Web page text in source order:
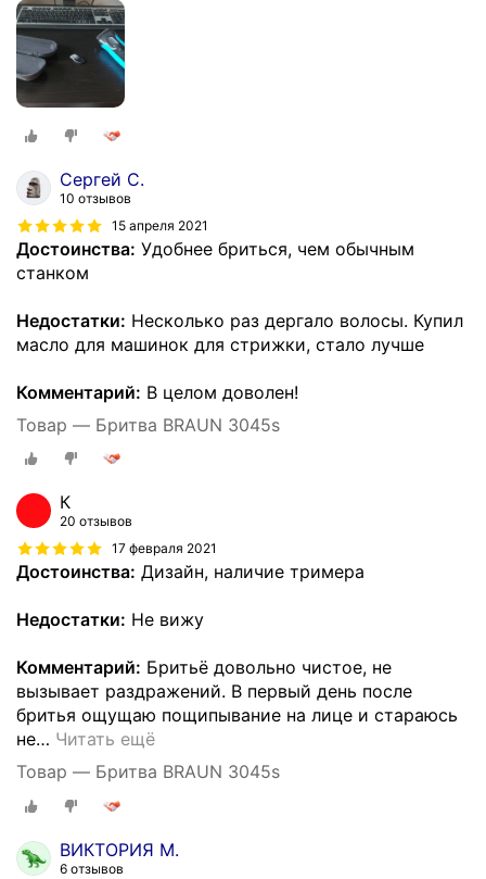
Сергей С.
10 отзывов
15 апреля 2021
Достоинства: Удобнее бриться, чем обычным
станком
Недостатки: Несколько раз дергало волосы. Купил
масло для машинок для стрижки, стало лучше
Комментарий: В целом доволен!
Товар — Бритва BRAUN 3045s
К
20 отзывов
17 февраля 2021
Достоинства: Дизайн, наличие тримера
Недостатки: Не вижу
Комментарий: Бритьё довольно чистое, не
вызывает раздражений. В первый день после
бритья ощущаю пощипывание на лице и стараюсь
не… Читать ещё
Товар — Бритва BRAUN 3045s
ВИКТОРИЯ М.
6 отзывов